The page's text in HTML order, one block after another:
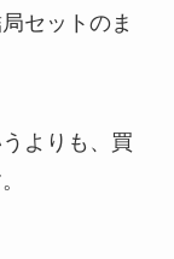
セットのま
よりも、買